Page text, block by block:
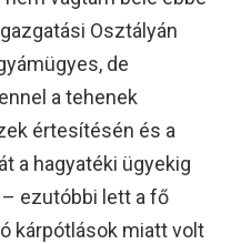
Osztályán
de
a tehenek
értesítésén és a
a hagyatéki ügyekig
ezutóbbi lett a fő
kárpótlások miatt volt